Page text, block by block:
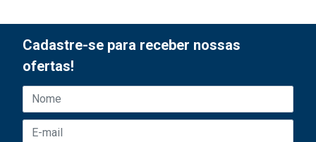
Cadastre-se para receber nossas
ofertas!